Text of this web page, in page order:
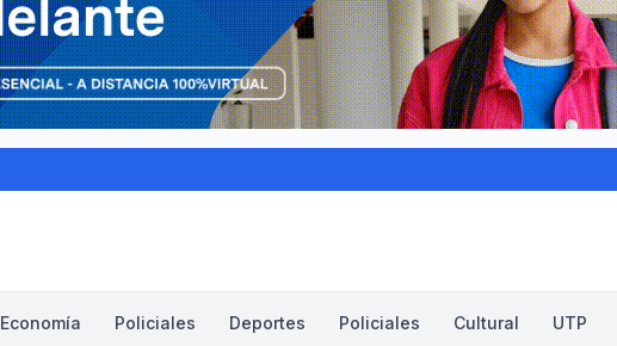
Economía Policiales Deportes Policiales Cultural UTP